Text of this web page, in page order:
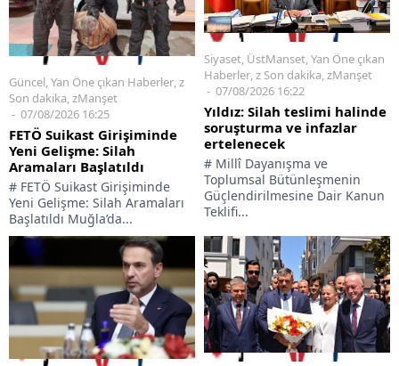
Güncel,Yan Öne çıkan Haberler,z
Son dakika,zManşet
07/08/2026 16:25
FETÖ Suikast Girişiminde
Yeni Gelişme: Silah
Aramaları Başlatıldı
# FETÖ Suikast Girişiminde
Yeni Gelişme: Silah Aramaları
Başlatıldı Muğla’da...
Siyaset, ÜstManset,Yan Öne çıkan
Haberler,z Son dakika,zManşet
07/08/2026 16:22
Yıldız: Silah teslimi halinde
soruşturma ve infazlar
ertelenecek
# Millî Dayanışma ve
Toplumsal Bütünleşmenin
Güçlendirilmesine Dair Kanun
Teklifi...